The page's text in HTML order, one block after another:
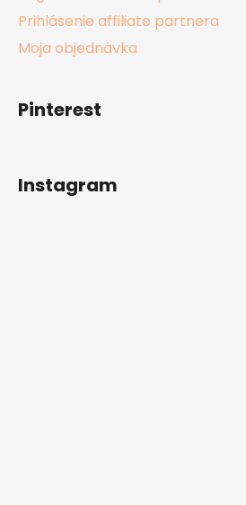
Prihlásenie affiliate partnera
Moja objednávka
Pinterest
Instagram